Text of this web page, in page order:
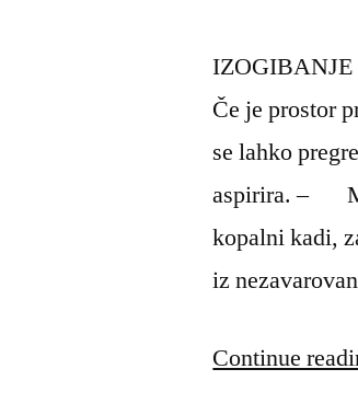
Če je prostor
se lahko
aspirira. –
kopalni kadi,
iz
Continue